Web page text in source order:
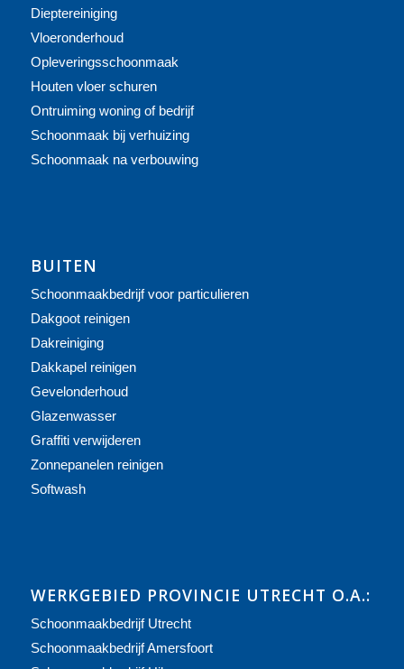
Dieptereiniging
Vloeronderhoud
Opleveringsschoonmaak
Houten vloer schuren
Ontruiming woning of bedrijf
Schoonmaak bij verhuizing
Schoonmaak na verbouwing
BUITEN
Schoonmaakbedrijf voor particulieren
Dakgoot reinigen
Dakreiniging
Dakkapel reinigen
Gevelonderhoud
Glazenwasser
Graffiti verwijderen
Zonnepanelen reinigen
Softwash
WERKGEBIED PROVINCIE UTRECHT O.A.:
Schoonmaakbedrijf Utrecht
Schoonmaakbedrijf Amersfoort